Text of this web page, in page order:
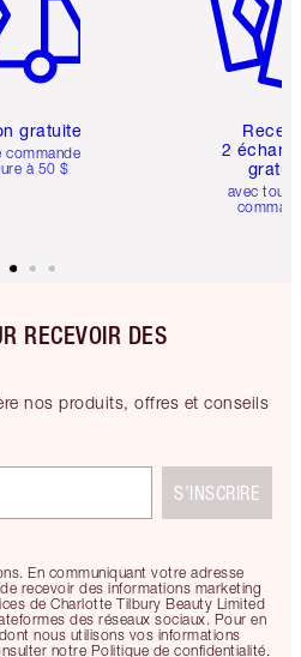
gratuite
commande
à 50 $
2
avec
RECEVOIR DES
nos produits, offres et conseils
En communiquant votre adresse
recevoir des informations marketing
de Charlotte Tilbury Beauty Limited
des réseaux sociaux. Pour en
nous utilisons vos informations
notre Politique de confidentialité.
S’INSCRIRE